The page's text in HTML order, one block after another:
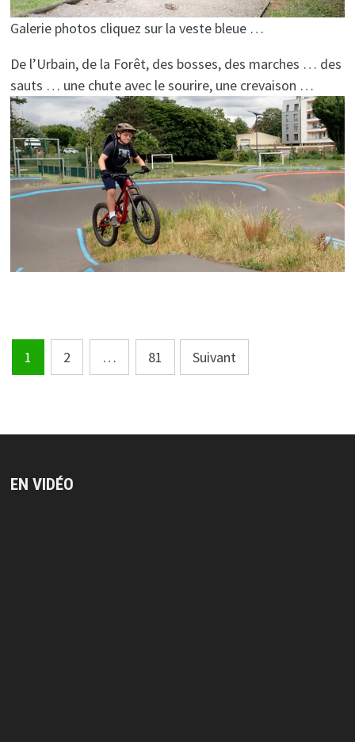
Galerie photos cliquez sur la veste bleue …
De l’Urbain, de la Forêt, des bosses, des marches … des
sauts … une chute avec le sourire, une crevaison …
Pagination
des
1 2 … 81 Suivant
EN VIDÉO